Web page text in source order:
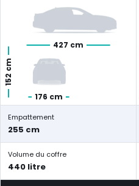
427 cm
176 cm
152 cm
Empattement
255 cm
Volume du coffre
440 litre